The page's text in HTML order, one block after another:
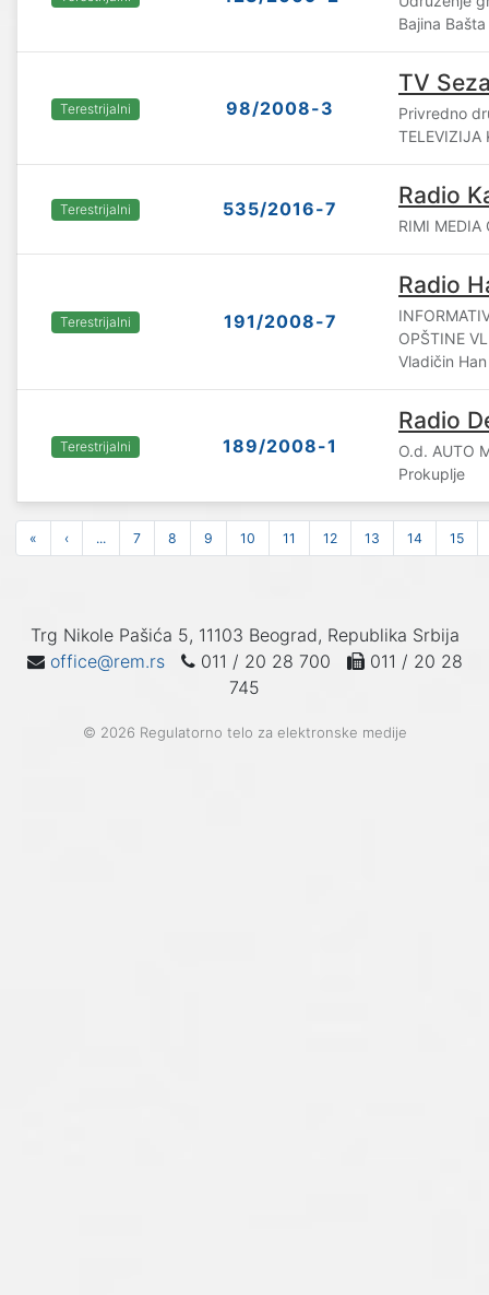
Bajina Bašta
Terestrijalni 98/2008-3
TV
Privredno
TELEVIZIJA
Terestrijalni 535/2016-7 Radio
RIMI
Terestrijalni 191/2008-7
Radio
OPŠTINE
Vladičin Han
Terestrijalni 189/2008-1
Radio
O.d. AUTO
Prokuplje
« ‹ ... 7 8 9 10 11 12 13 14 15
Trg Nikole Pašića 5, 11103 Beograd, Republika Srbija
office@rem.rs
011 / 20 28 700
011 / 20 28
745
© 2026 Regulatorno telo za elektronske medije